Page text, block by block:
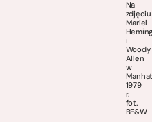
Na
zdjęciu
Mariel
i
Woody
Allen
w
1979
r.
fot.
BE&W